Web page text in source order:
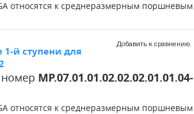
относятся к среднеразмерным поршневым
Добавить к сравнению
й ступени для
MP.07.01.01.02.02.02.01.01.04-
относятся к среднеразмерным поршневым